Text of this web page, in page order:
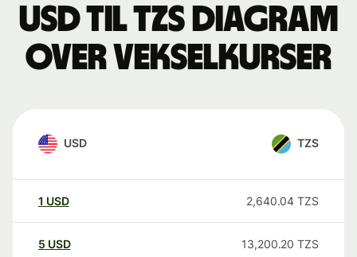
USD til TZS Diagram
over vekselkurser
USD TZS
1 USD 2,640.04 TZS
5 USD 13,200.20 TZS